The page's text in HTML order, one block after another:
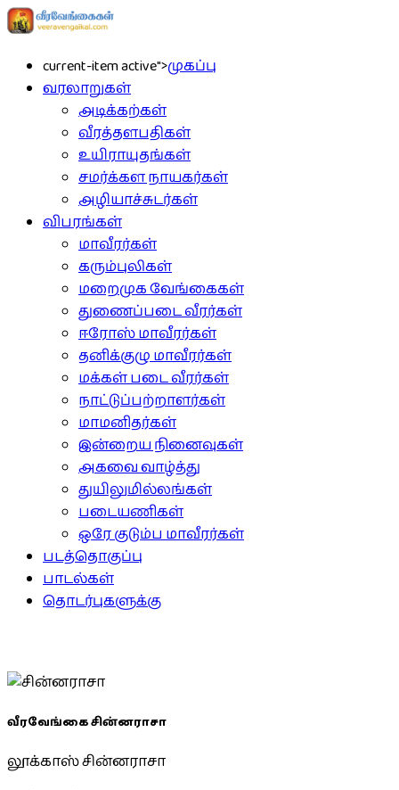
current-item active">முகப்பு
வரலாறுகள்
அடிக்கற்கள்
வீரத்தளபதிகள்
உயிராயுதங்கள்
சமர்க்கள நாயகர்கள்
அழியாச்சுடர்கள்
விபரங்கள்
மாவீரர்கள்
கரும்புலிகள்
மறைமுக வேங்கைகள்
துணைப்படை வீரர்கள்
ஈரோஸ் மாவீரர்கள்
தனிக்குழு மாவீரர்கள்
மக்கள் படை வீரர்கள்
நாட்டுப்பற்றாளர்கள்
மாமனிதர்கள்
இன்றைய நினைவுகள்
அகவை வாழ்த்து
துயிலுமில்லங்கள்
படையணிகள்
ஒரே குடும்ப மாவீரர்கள்
படத்தொகுப்பு
பாடல்கள்
தொடர்புகளுக்கு
வீரவேங்கை சின்னராசா
லூக்காஸ் சின்னராசா